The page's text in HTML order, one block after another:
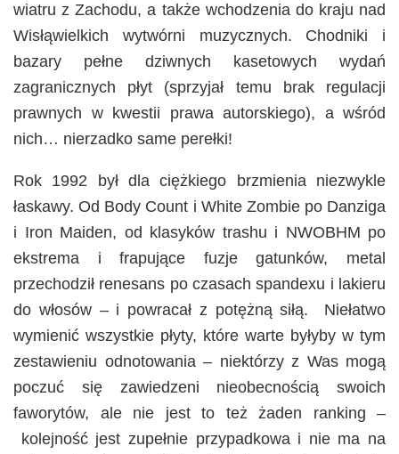
wiatru z Zachodu, a także wchodzenia do kraju nad
Wisłąwielkich wytwórni muzycznych. Chodniki i
bazary pełne dziwnych kasetowych wydań
zagranicznych płyt (sprzyjał temu brak regulacji
prawnych w kwestii prawa autorskiego), a wśród
nich… nierzadko same perełki!
Rok 1992 był dla ciężkiego brzmienia niezwykle
łaskawy. Od Body Count i White Zombie po Danziga
i Iron Maiden, od klasyków trashu i NWOBHM po
ekstrema i frapujące fuzje gatunków, metal
przechodził renesans po czasach spandexu i lakieru
do włosów – i powracał z potężną siłą. Niełatwo
wymienić wszystkie płyty, które warte byłyby w tym
zestawieniu odnotowania – niektórzy z Was mogą
poczuć się zawiedzeni nieobecnością swoich
faworytów, ale nie jest to też żaden ranking –
kolejność jest zupełnie przypadkowa i nie ma na